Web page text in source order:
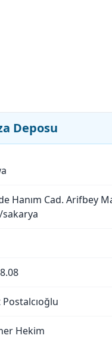
Deposu
Hanım Cad. Arifbey
Postalcıoğlu
Hekim